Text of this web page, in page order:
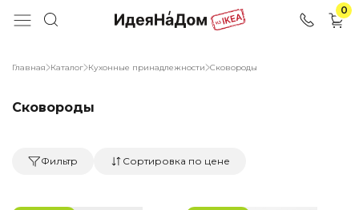
0
Главная Каталог Кухонные принадлежности Сковороды
Сковороды
Фильтр Сортировка по цене